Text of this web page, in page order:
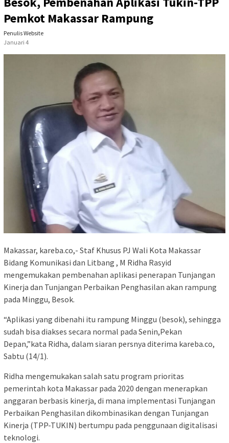
Pemkot Makassar Rampung
Penulis Website
Januari 4
Makassar, kareba.co,- Staf Khusus PJ Wali Kota Makassar
Bidang Komunikasi dan Litbang , M Ridha Rasyid
mengemukakan pembenahan aplikasi penerapan Tunjangan
Kinerja dan Tunjangan Perbaikan Penghasilan akan rampung
pada Minggu, Besok.
“Aplikasi yang dibenahi itu rampung Minggu (besok), sehingga
sudah bisa diakses secara normal pada Senin,Pekan
Depan,”kata Ridha, dalam siaran persnya diterima kareba.co,
Sabtu (14/1).
Ridha mengemukakan salah satu program prioritas
pemerintah kota Makassar pada 2020 dengan menerapkan
anggaran berbasis kinerja, di mana implementasi Tunjangan
Perbaikan Penghasilan dikombinasikan dengan Tunjangan
Kinerja (TPP-TUKIN) bertumpu pada penggunaan digitalisasi
teknologi.